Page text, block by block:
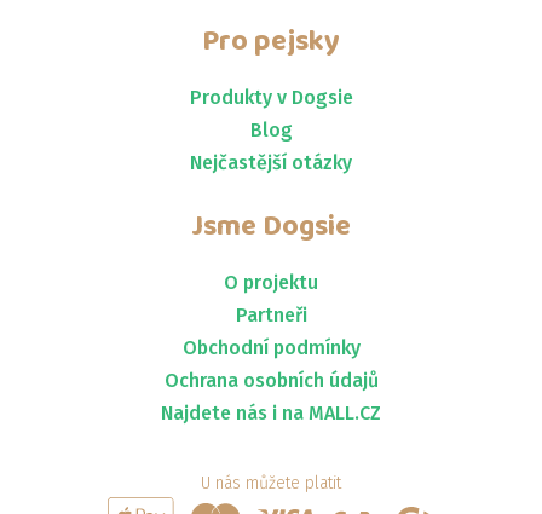
Pro pejsky
Produkty v Dogsie
Blog
Nejčastější otázky
Jsme Dogsie
O projektu
Partneři
Obchodní podmínky
Ochrana osobních údajů
Najdete nás i na MALL.CZ
U nás můžete platit